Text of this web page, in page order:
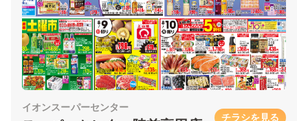
イオンスーパーセンター
チラシを見る